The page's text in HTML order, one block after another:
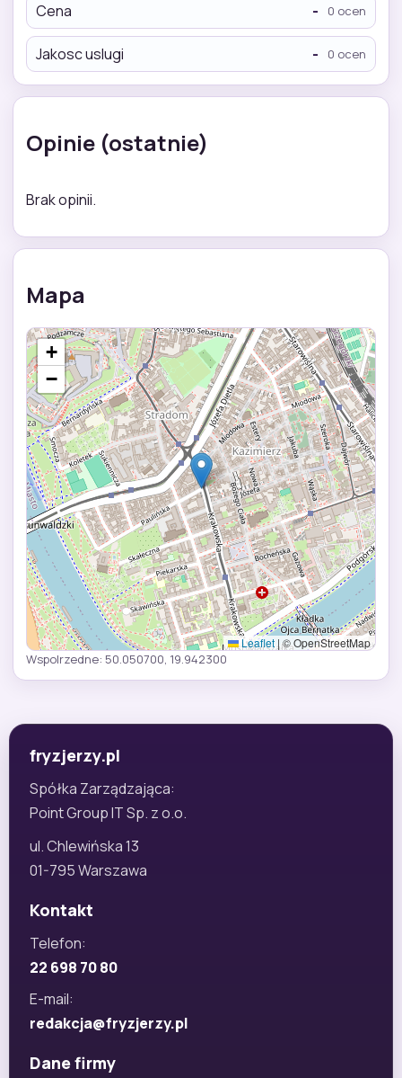
Cena - 0 ocen
Jakosc uslugi - 0 ocen
Opinie (ostatnie)
Brak opinii.
Mapa
+
−
Leaflet |© OpenStreetMap
Wspolrzedne: 50.050700, 19.942300
fryzjerzy.pl
Spółka Zarządzająca:
Point Group IT Sp. z o.o.
ul. Chlewińska 13
01-795 Warszawa
Kontakt
Telefon:
22 698 70 80
E-mail:
redakcja@fryzjerzy.pl
Dane firmy